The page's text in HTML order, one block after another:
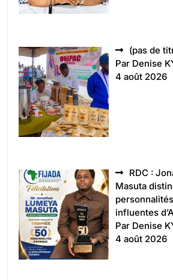
(pas de
Par Denise
4 août 2026
RDC :
Masuta
influentes
Par Denise
4 août 2026